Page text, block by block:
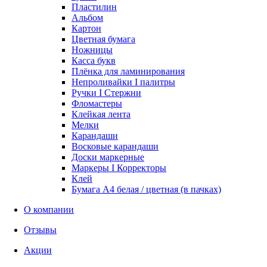
Пластилин
Альбом
Картон
Цветная бумага
Ножницы
Касса букв
Плёнка для ламинирования
Непроливайки I палитры
Ручки I Стержни
Фломастеры
Клейкая лента
Мелки
Карандаши
Восковые карандаши
Доски маркерные
Маркеры I Корректоры
Клей
Бумага А4 белая / цветная (в пачках)
О компании
Отзывы
Акции